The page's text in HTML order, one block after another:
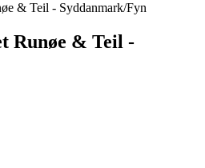
& Teil - Syddanmark/Fyn
Runøe & Teil -